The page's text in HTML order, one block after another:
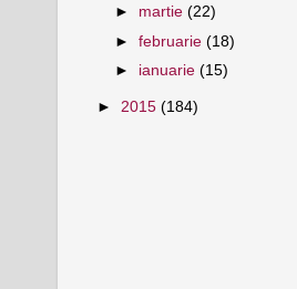
► martie(22)
►februarie(18)
► ianuarie(15)
► 2015 (184)